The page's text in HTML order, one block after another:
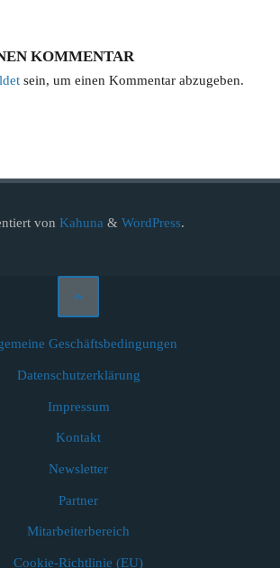
KOMMENTAR
sein, um einen Kommentar abzugeben.
von Kahuna & WordPress.
Geschäftsbedingungen
Datenschutzerklärung
Impressum
Kontakt
Newsletter
Partner
Mitarbeiterbereich
Cookie-Richtlinie (EU)